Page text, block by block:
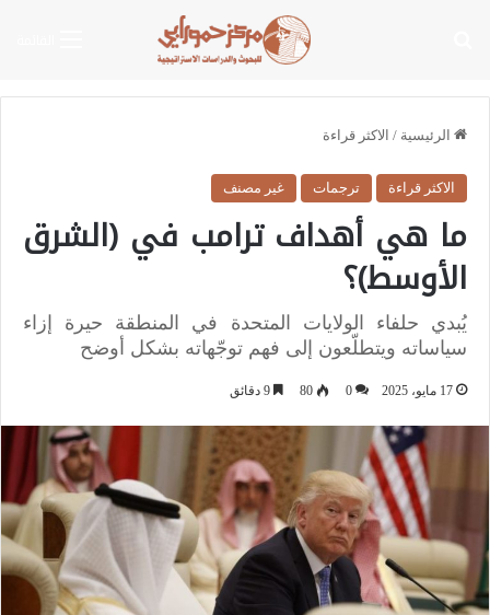
الرئيسية / الاكثر قراءة
الاكثر قراءة ترجمات غير مصنف
ما هي أهداف ترامب في (الشرق
الأوسط)؟
يُبدي حلفاء الولايات المتحدة في المنطقة حيرة إزاء
سياساته ويتطلّعون إلى فهم توجّهاته بشكل أوضح
17 مايو، 2025 0
80